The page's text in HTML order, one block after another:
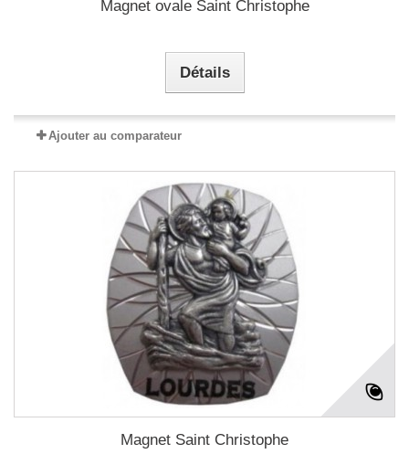
Magnet ovale Saint Christophe
Détails
Ajouter au comparateur
Magnet Saint Christophe